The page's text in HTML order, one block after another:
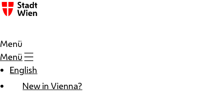
Zum Inhalt
Menü
Menü
English
New in Vienna?